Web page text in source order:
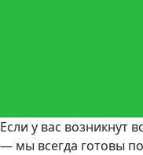
Если у вас возникнут
— мы всегда готовы